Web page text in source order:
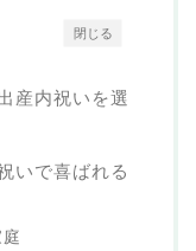
閉じる
産内祝いを選
いで喜ばれる